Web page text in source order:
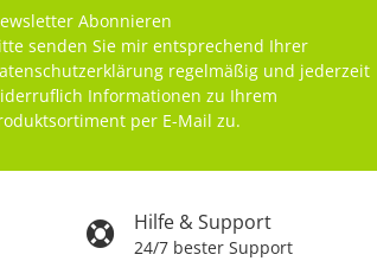
Hilfe & Support
24/7 bester Support
Abonnieren
senden Sie mir entsprechend Ihrer
regelmäßig und jederzeit
Informationen zu Ihrem
per E-Mail zu.